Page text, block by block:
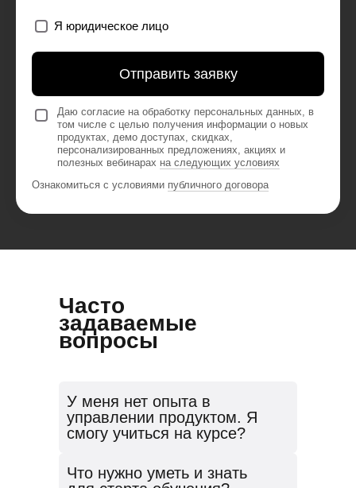
Я юридическое лицо
Отправить заявку
Даю согласие на обработку персональных данных, в
том числе с целью получения информации о новых
продуктах, демо доступах, скидках,
персонализированных предложениях, акциях и
полезных вебинарах на следующих условиях
Ознакомиться с условиями публичного договора
Часто
задаваемые
вопросы
У меня нет опыта в
управлении продуктом. Я
смогу учиться на курсе?
сфере IT» ориентирован на новичков в
Что нужно уметь и знать